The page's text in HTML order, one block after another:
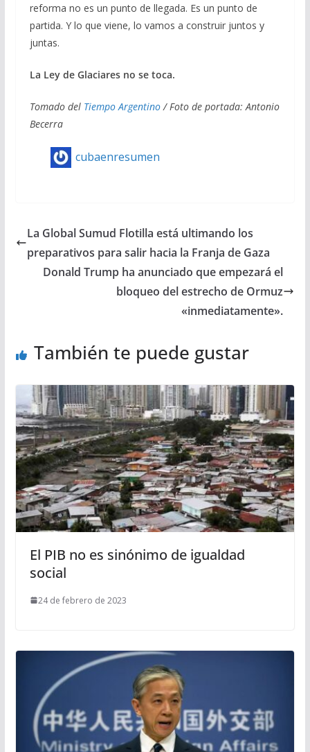
reforma no es un punto de llegada. Es un punto de
partida. Y lo que viene, lo vamos a construir juntos y
juntas.
La Ley de Glaciares no se toca.
Tomado del Tiempo Argentino/ Foto de portada: Antonio
Becerra
cubaenresumen
La Global Sumud Flotilla está ultimando los
preparativos para salir hacia la Franja de Gaza
Donald Trump ha anunciado que empezará el
bloqueo del estrecho de Ormuz
«inmediatamente».
También te puede gustar
El PIB no es sinónimo de igualdad
social
24 de febrero de 2023